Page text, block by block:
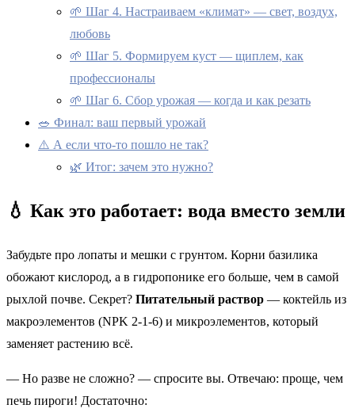
🌱 Шаг 4. Настраиваем «климат» — свет, воздух,
любовь
🌱 Шаг 5. Формируем куст — щиплем, как
профессионалы
🌱 Шаг 6. Сбор урожая — когда и как резать
🥗 Финал: ваш первый урожай
⚠️ А если что-то пошло не так?
🌿 Итог: зачем это нужно?
💧 Как это работает: вода вместо земли
Забудьте про лопаты и мешки с грунтом. Корни базилика
обожают кислород, а в гидропонике его больше, чем в самой
рыхлой почве. Секрет? Питательный раствор — коктейль из
макроэлементов (NPK 2-1-6) и микроэлементов, который
заменяет растению всё.
— Но разве не сложно? — спросите вы. Отвечаю: проще, чем
печь пироги! Достаточно: